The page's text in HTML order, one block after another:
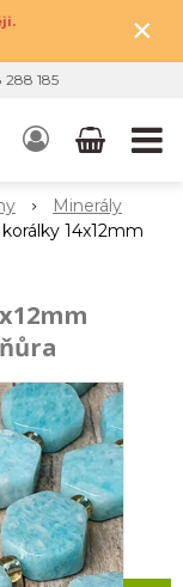
×
185
Minerály
14x12mm